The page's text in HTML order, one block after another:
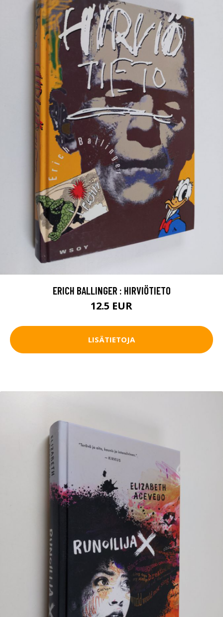
ERICH BALLINGER : HIRVIÖTIETO
12.5 EUR
LISÄTIETOJA